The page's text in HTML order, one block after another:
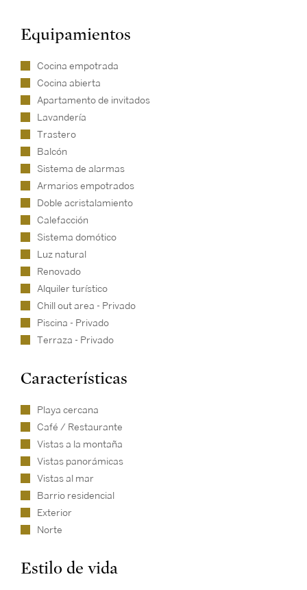
Equipamientos
Cocina empotrada
Cocina abierta
Apartamento de invitados
Lavandería
Trastero
Balcón
Sistema de alarmas
Armarios empotrados
Doble acristalamiento
Calefacción
Sistema domótico
Luz natural
Renovado
Alquiler turístico
Chill out area - Privado
Piscina - Privado
Terraza - Privado
Características
Playa cercana
Café / Restaurante
Vistas a la montaña
Vistas panorámicas
Vistas al mar
Barrio residencial
Exterior
Norte
Estilo de vida